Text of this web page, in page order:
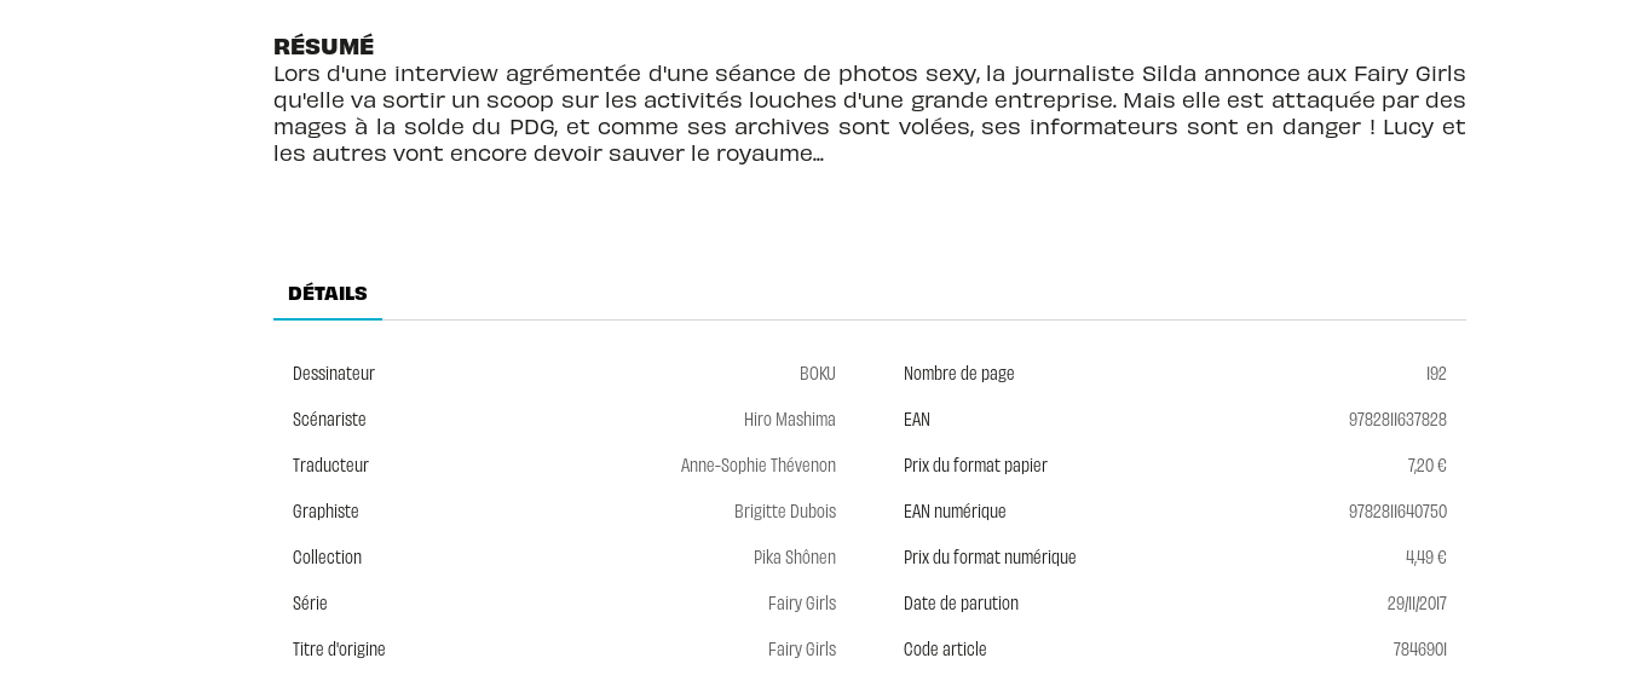
RÉSUMÉ
Lors d'une interview agrémentée d'une séance de photos sexy, la journaliste Silda annonce aux Fairy Girls
qu'elle va sortir un scoop sur les activités louches d'une grande entreprise. Mais elle est attaquée par des
mages à la solde du PDG, et comme ses archives sont volées, ses informateurs sont en danger ! Lucy et
les autres vont encore devoir sauver le royaume...
DÉTAILS
Dessinateur
BOKU
Scénariste
Hiro Mashima
Traducteur
Anne-Sophie Thévenon
Graphiste
Brigitte Dubois
Collection
Pika Shônen
Série
Fairy Girls
Titre d'origine
Fairy Girls
Nombre de page
192
EAN
9782811637828
Prix du format papier
7,20 €
EAN numérique
9782811640750
Prix du format numérique
4,49 €
Date de parution
29/11/2017
Code article
7846901